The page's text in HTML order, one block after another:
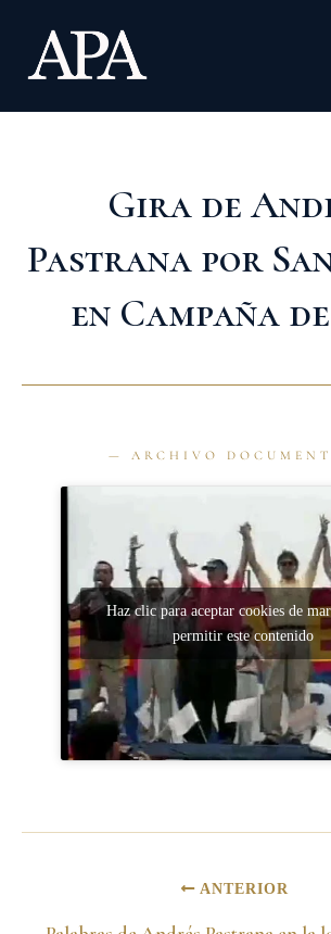
contenido
Gira de
Pastrana por
en Campaña
Haz clic para aceptar cookies de
permitir este contenido
ANTERIOR